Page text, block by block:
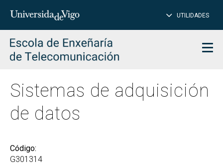
Insertar
para
buscar
UTILIDADES
Sistemas de adquisición
de datos
Código:
G301314